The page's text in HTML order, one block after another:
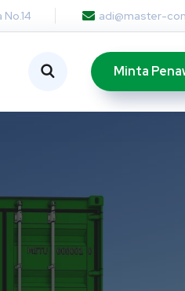
adi@master-
Minta